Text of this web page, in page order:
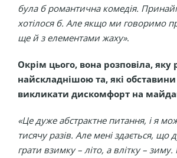
була б романтична комедія.
хотілося б. Але якщо ми говоримо
ще й з елементами жаху».
Окрім цього, вона розповіла, яку
найскладнішою та, які
викликати дискомфорт на
«Це дуже абстрактне питання, і я
тисячу разів. Але мені здається, що
грати взимку – літо, а влітку –